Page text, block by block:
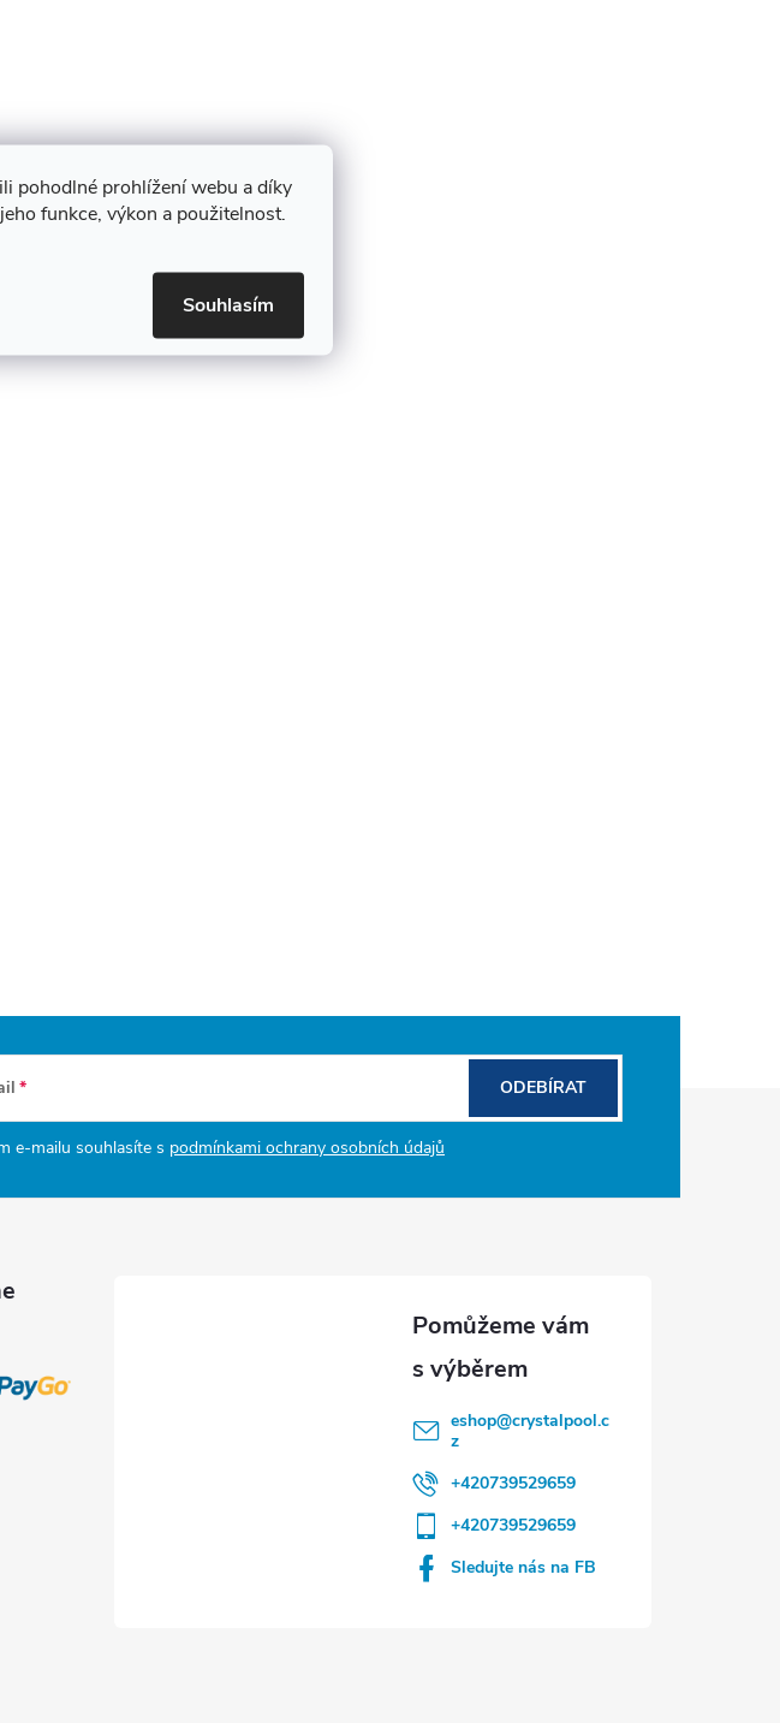
pohodlné prohlížení webu a díky
funkce, výkon a použitelnost.
Souhlasím
e-mailu souhlasíte s podmínkami ochrany osobních údajů
ODEBÍRAT
eshop@crystalpool.c
z
+420739529659
+420739529659
Sledujte nás na FB